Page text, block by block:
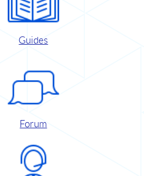
Guides
Forum